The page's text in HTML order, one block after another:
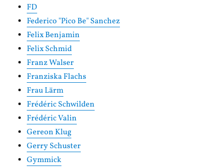
FD
Federico "Pico Be" Sanchez
Felix Benjamin
Felix Schmid
Franz Walser
Franziska Flachs
Frau Lärm
Frédéric Schwilden
Frédéric Valin
Gereon Klug
Gerry Schuster
Gymmick